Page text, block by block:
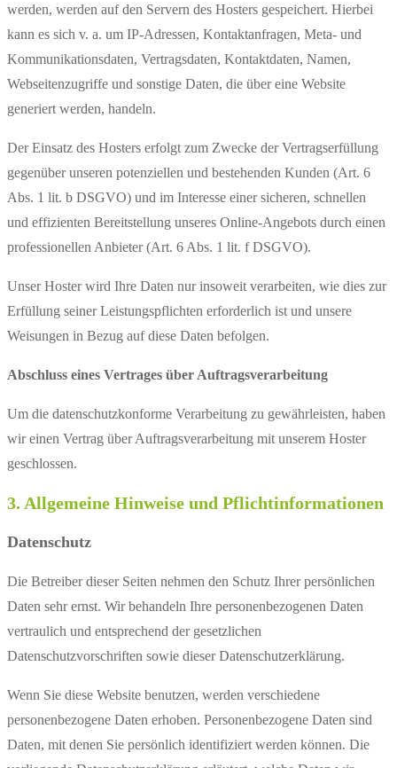
werden, werden auf den Servern des Hosters gespeichert. Hierbei
kann es sich v. a. um IP-Adressen, Kontaktanfragen, Meta- und
Kommunikationsdaten, Vertragsdaten, Kontaktdaten, Namen,
Webseitenzugriffe und sonstige Daten, die über eine Website
generiert werden, handeln.
Der Einsatz des Hosters erfolgt zum Zwecke der Vertragserfüllung
gegenüber unseren potenziellen und bestehenden Kunden (Art. 6
Abs. 1 lit. b DSGVO) und im Interesse einer sicheren, schnellen
und effizienten Bereitstellung unseres Online-Angebots durch einen
professionellen Anbieter (Art. 6 Abs. 1 lit. f DSGVO).
Unser Hoster wird Ihre Daten nur insoweit verarbeiten, wie dies zur
Erfüllung seiner Leistungspflichten erforderlich ist und unsere
Weisungen in Bezug auf diese Daten befolgen.
Abschluss eines Vertrages über Auftragsverarbeitung
Um die datenschutzkonforme Verarbeitung zu gewährleisten, haben
wir einen Vertrag über Auftragsverarbeitung mit unserem Hoster
geschlossen.
3. Allgemeine Hinweise und Pflichtinformationen
Datenschutz
Die Betreiber dieser Seiten nehmen den Schutz Ihrer persönlichen
Daten sehr ernst. Wir behandeln Ihre personenbezogenen Daten
vertraulich und entsprechend der gesetzlichen
Datenschutzvorschriften sowie dieser Datenschutzerklärung.
Wenn Sie diese Website benutzen, werden verschiedene
personenbezogene Daten erhoben. Personenbezogene Daten sind
Daten, mit denen Sie persönlich identifiziert werden können. Die